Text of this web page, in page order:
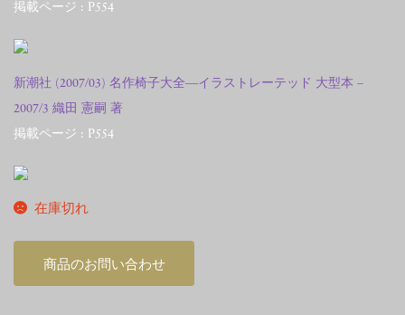
掲載ページ : P554
新潮社 (2007/03) 名作椅子大全―イラストレーテッド 大型本 –
2007/3 織田 憲嗣 著
掲載ページ : P554
在庫切れ
商品のお問い合わせ